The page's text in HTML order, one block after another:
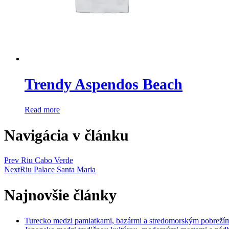
Trendy Aspendos Beach
Read more
Navigácia v článku
Prev Riu Cabo Verde
NextRiu Palace Santa Maria
Najnovšie články
Turecko medzi pamiatkami, bazármi a stredomorským